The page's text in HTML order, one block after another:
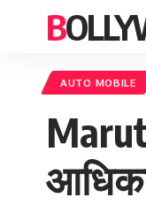
AUTO MOBILE